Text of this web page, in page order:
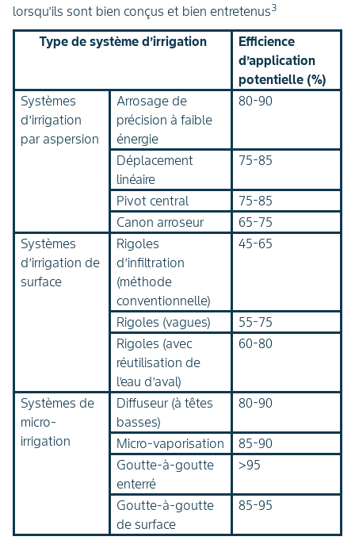
lorsqu’ils sont bien conçus et bien entretenus3
Type de système d’irrigation
Efficience
d’application
potentielle (%)
Systèmes
d’irrigation
par aspersion
Arrosage de
précision à faible
énergie
80-90
Déplacement
linéaire
75-85
Pivot central
75-85
Canon arroseur
65-75
Systèmes
d’irrigation de
surface
Rigoles
d’infiltration
(méthode
conventionnelle)
45-65
Rigoles (vagues)
55-75
Rigoles (avec
réutilisation de
l’eau d’aval)
60-80
Systèmes de
micro-
irrigation
Diffuseur (à têtes
basses)
80-90
Micro-vaporisation
85-90
Goutte-à-goutte
enterré
>95
Goutte-à-goutte
de surface
85-95